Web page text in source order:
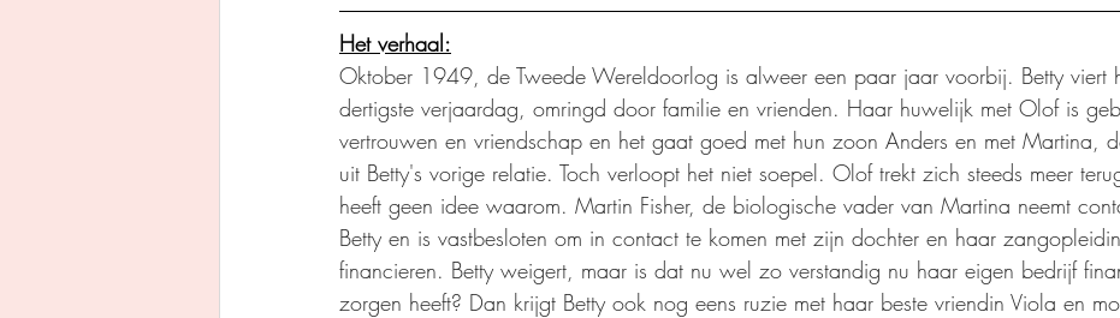
Het verhaal:
Oktober 1949, de Tweede Wereldoorlog is alweer een paar jaar voorbij. Betty viert
dertigste verjaardag, omringd door familie en vrienden. Haar huwelijk met Olof is
vertrouwen en vriendschap en het gaat goed met hun zoon Anders en met Martina,
uit Betty's vorige relatie. Toch verloopt het niet soepel. Olof trekt zich steeds meer
heeft geen idee waarom. Martin Fisher, de biologische vader van Martina neemt
Betty en is vastbesloten om in contact te komen met zijn dochter en haar
financieren. Betty weigert, maar is dat nu wel zo verstandig nu haar eigen bedrijf
zorgen heeft? Dan krijgt Betty ook nog eens ruzie met haar beste vriendin Viola en